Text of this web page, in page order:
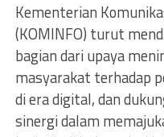
Kementerian
(KOMINFO) turut
bagian dari upaya
masyarakat terhadap
di era digital, dan
sinergi dalam